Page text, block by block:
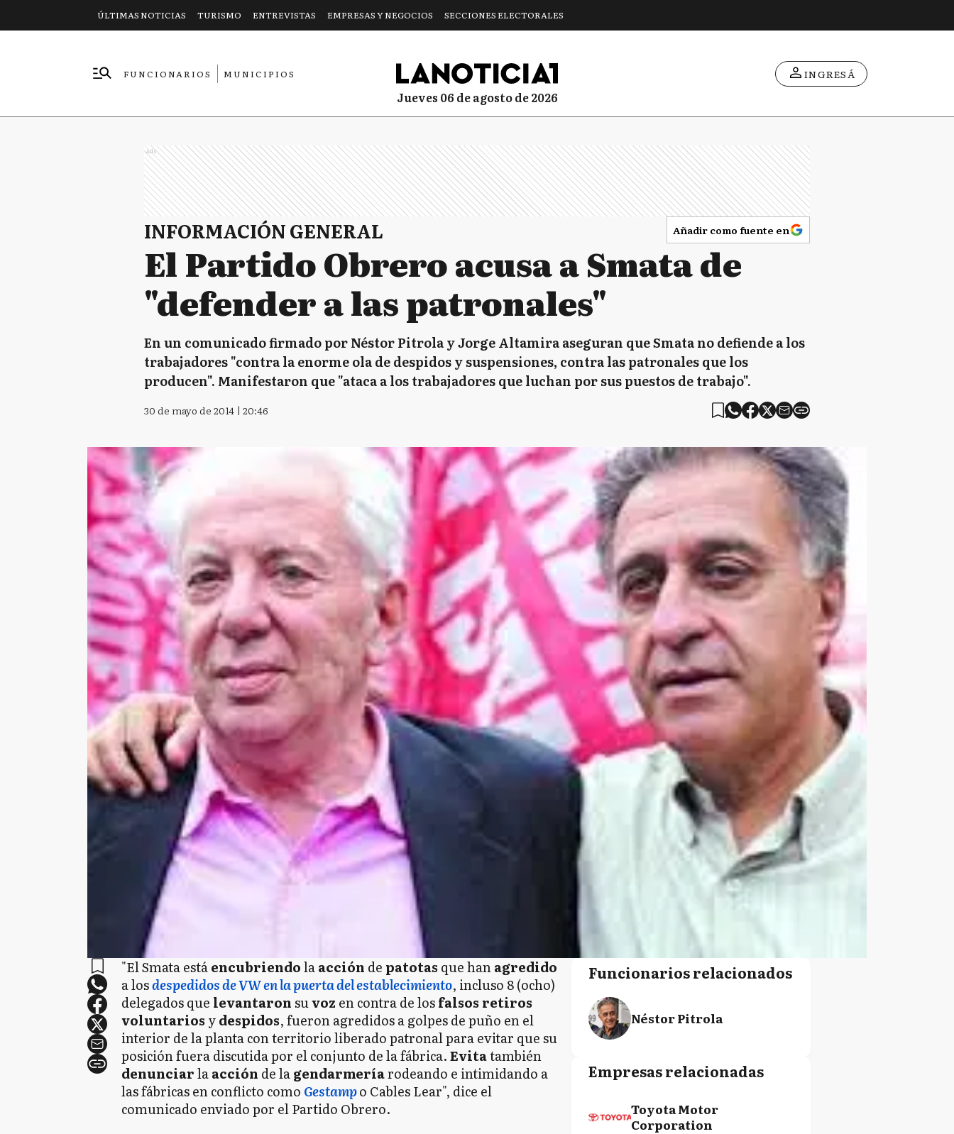
ÚLTIMAS NOTICIAS TURISMO ENTREVISTAS EMPRESAS Y NEGOCIOS SECCIONES ELECTORALES
FUNCIONARIOS
MUNICIPIOS
jueves 06 de agosto de 2026
INGRESÁ
Ads
INFORMACIÓN GENERAL Añadir como fuente en
El Partido Obrero acusa a Smata de
"defender a las patronales"
En un comunicado firmado por Néstor Pitrola y Jorge Altamira aseguran que Smata no defiende a los
trabajadores "contra la enorme ola de despidos y suspensiones, contra las patronales que los
producen". Manifestaron que "ataca a los trabajadores que luchan por sus puestos de trabajo".
30 de mayo de 2014 | 20:46
"El Smata estáencubriendolaacción de patotas que hanagredido
a losdespedidos de VW en la puerta del establecimiento, incluso 8 (ocho)
delegados que levantaronsuvoz en contra de losfalsos retiros
voluntarios ydespidos, fueron agredidos a golpes de puño en el
interior de la planta con territorio liberado patronal para evitar que su
posición fuera discutida por el conjunto de la fábrica.Evitatambién
denunciarlaacción de lagendarmeríarodeando e intimidando a
las fábricas en conflicto como Gestampo Cables Lear", dice el
comunicado enviado por el Partido Obrero.
Funcionarios relacionados
Néstor Pitrola
Empresas relacionadas
Toyota Motor
Corporation